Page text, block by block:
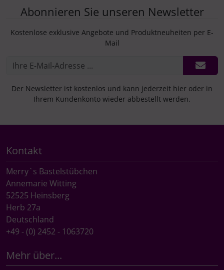
Abonnieren Sie unseren Newsletter
Kostenlose exklusive Angebote und Produktneuheiten per E-
Mail
Der Newsletter ist kostenlos und kann jederzeit hier oder in
Ihrem Kundenkonto wieder abbestellt werden.
Kontakt
Merry`s Bastelstübchen
Annemarie Witting
52525 Heinsberg
Herb 27a
Deutschland
+49 - (0) 2452 - 1063720
Mehr über...